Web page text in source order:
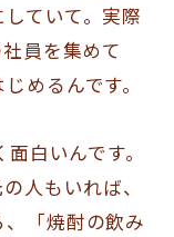
ていて。実際
員を集めて
めるんです。
白いんです。
人もいれば、
「焼酎の飲み